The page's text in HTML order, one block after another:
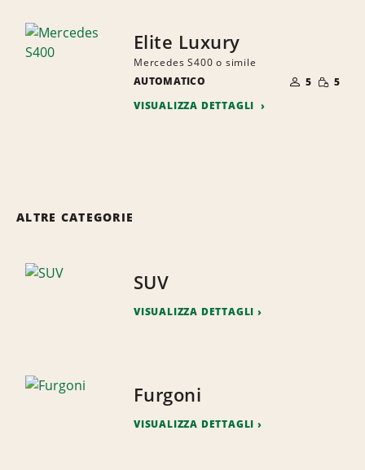
Elite Luxury
Mercedes S400 o simile
AUTOMATICO
DI
PERSONE
5 RIDOTTA
5
VISUALIZZA DETTAGLI
ALTRE CATEGORIE
SUV
VISUALIZZA DETTAGLI
Furgoni
VISUALIZZA DETTAGLI